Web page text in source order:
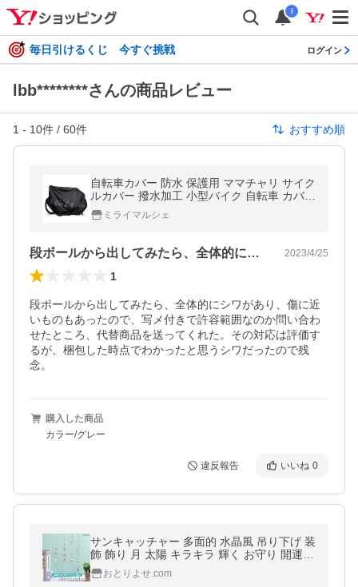
i
毎日引けるくじ 今すぐ挑戦 ログイン
lbb********さんの商品レビュー
1 - 10件 / 60件 おすすめ順
自転車カバー 防水 保護用 ママチャリ サイク
ルカバー 撥水加工 小型バイク 自転車 カバー
バイク オートバイカバー
ミライマルシェ
段ボールから出してみたら、全体的にシワ… 2023/4/25
1
段ボールから出してみたら、全体的にシワがあり、傷に近
いものもあったので、写メ付きで許容範囲なのか問い合わ
せたところ、代替商品を送ってくれた。その対応は評価す
るが、梱包した時点でわかったと思うシワだったので残
念。
購入した商品
カラー/グレー
違反報告 いいね 0
サンキャッチャー 多面的 水晶風 吊り下げ 装
飾 飾り 月 太陽 キラキラ 輝く お守り 開運ア
イテム 運気 幸運 カーテン 窓 玄関 バルコニ
ー 風おとりよせ.com